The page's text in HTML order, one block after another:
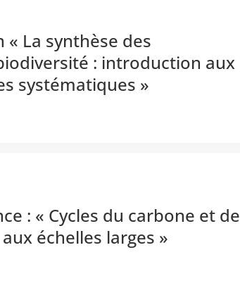
« La synthèse des
: introduction aux
systématiques »
: « Cycles du carbone et de
échelles larges »